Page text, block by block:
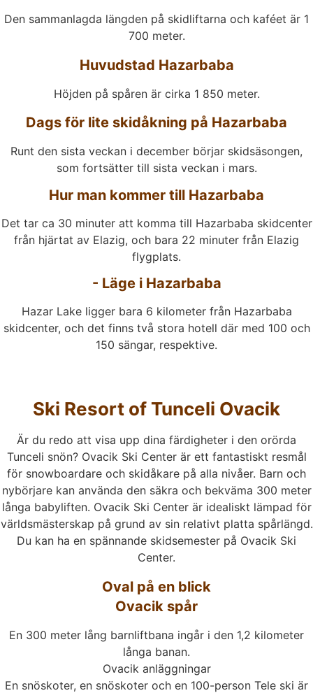
Den sammanlagda längden på skidliftarna och kaféet är 1
700 meter.
Huvudstad Hazarbaba
Höjden på spåren är cirka 1 850 meter.
Dags för lite skidåkning på Hazarbaba
Runt den sista veckan i december börjar skidsäsongen,
som fortsätter till sista veckan i mars.
Hur man kommer till Hazarbaba
Det tar ca 30 minuter att komma till Hazarbaba skidcenter
från hjärtat av Elazig, och bara 22 minuter från Elazig
flygplats.
- Läge i Hazarbaba
Hazar Lake ligger bara 6 kilometer från Hazarbaba
skidcenter, och det finns två stora hotell där med 100 och
150 sängar, respektive.
Ski Resort of Tunceli Ovacik
Är du redo att visa upp dina färdigheter i den orörda
Tunceli snön? Ovacik Ski Center är ett fantastiskt resmål
för snowboardare och skidåkare på alla nivåer. Barn och
nybörjare kan använda den säkra och bekväma 300 meter
långa babyliften. Ovacik Ski Center är idealiskt lämpad för
världsmästerskap på grund av sin relativt platta spårlängd.
Du kan ha en spännande skidsemester på Ovacik Ski
Center.
Oval på en blick
Ovacik spår
En 300 meter lång barnliftbana ingår i den 1,2 kilometer
långa banan.
Ovacik anläggningar
En snöskoter, en snöskoter och en 100-person Tele ski är